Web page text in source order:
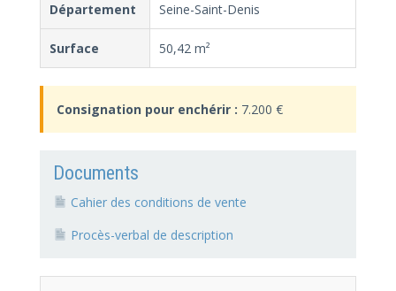
Département Seine-Saint-Denis
Surface 50,42 m²
Consignation pour enchérir : 7.200 €
Documents
Cahier des conditions de vente
Procès-verbal de description